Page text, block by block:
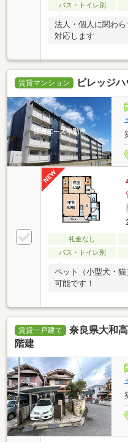
バス・トイレ別
法人・個人に関わ
対応します
賃貸マンション ビレッジ
礼金なし
バス・トイレ別
ペット（小型犬・
可能です！
賃貸一戸建て
奈良県大和
階建